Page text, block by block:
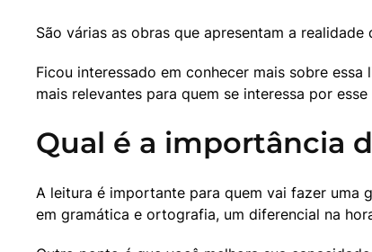
São várias as obras que apresentam a
Ficou interessado em conhecer mais sobre
mais relevantes para quem se interessa por
Qual é a importância
A leitura é importante para quem vai fazer uma
em gramática e ortografia, um diferencial na